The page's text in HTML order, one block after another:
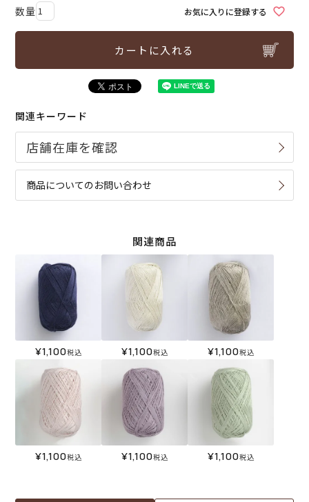
お気に入りに登録する
カートに入れる
関連キーワード
商品についてのお問い合わせ
関連商品
¥1,100税込 ¥1,100税込 ¥1,100税込
¥1,100税込 ¥1,100税込 ¥1,100税込